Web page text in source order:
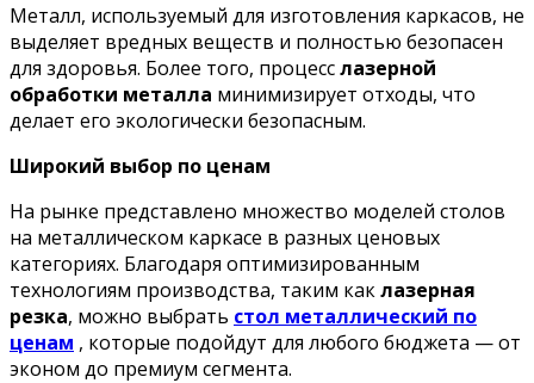
Металл, используемый для изготовления каркасов, не
выделяет вредных веществ и полностью безопасен
для здоровья. Более того, процесслазерной
обработки металла минимизирует отходы, что
делает его экологически безопасным.
Широкий выбор по ценам
На рынке представлено множество моделей столов
на металлическом каркасе в разных ценовых
категориях. Благодаря оптимизированным
технологиям производства, таким каклазерная
резка, можно выбрать стол металлический по
ценам , которые подойдут для любого бюджета — от
эконом до премиум сегмента.